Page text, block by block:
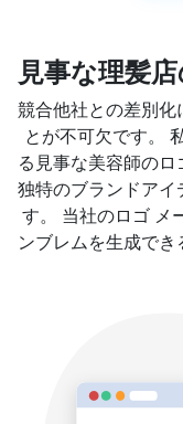
見事な理髪
競合他社との差別化
とが不可欠です。
る見事な美容師の
独特のブランドアイ
す。 当社のロゴ メ
ンブレムを生成で